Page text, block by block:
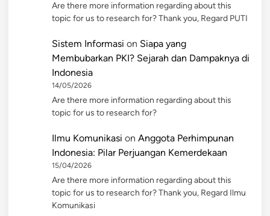
Are there more information regarding about this
topic for us to research for? Thank you, Regard PUTI
Sistem Informasi on Siapa yang
Membubarkan PKI? Sejarah dan Dampaknya di
Indonesia
14/05/2026
Are there more information regarding about this
topic for us to research for?
Ilmu Komunikasi on Anggota Perhimpunan
Indonesia: Pilar Perjuangan Kemerdekaan
15/04/2026
Are there more information regarding about this
topic for us to research for? Thank you, Regard Ilmu
Komunikasi